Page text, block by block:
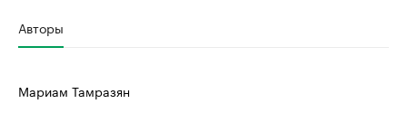
Авторы
Мариам Тамразян